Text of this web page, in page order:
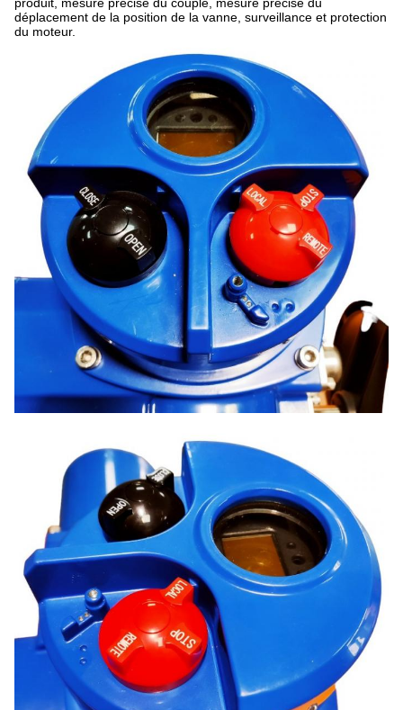
déplacement de la position de la vanne, surveillance et protection
du moteur.